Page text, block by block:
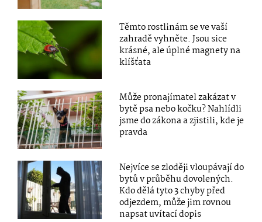
Těmto rostlinám se ve vaší
zahradě vyhněte. Jsou sice
krásné, ale úplné magnety na
klíšťata
Může pronajímatel zakázat v
bytě psa nebo kočku? Nahlídli
jsme do zákona a zjistili, kde je
pravda
Nejvíce se zloději vloupávají do
bytů v průběhu dovolených.
Kdo dělá tyto 3 chyby před
odjezdem, může jim rovnou
napsat uvítací dopis